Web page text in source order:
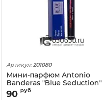
Артикул: 201080
Мини-парфюм Antonio
Banderas "Blue Seduction"
ml
90 руб